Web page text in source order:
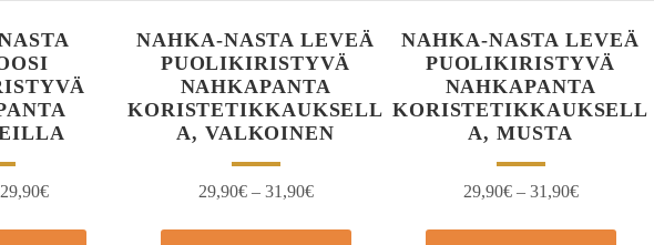
29,90€
NAHKA-NASTA LEVEÄ
PUOLIKIRISTYVÄ
NAHKAPANTA
KORISTETIKKAUKSELL
A, VALKOINEN
29,90€ – 31,90€
NAHKA-NASTA LEVEÄ
PUOLIKIRISTYVÄ
NAHKAPANTA
KORISTETIKKAUKSELL
A, MUSTA
29,90€ – 31,90€